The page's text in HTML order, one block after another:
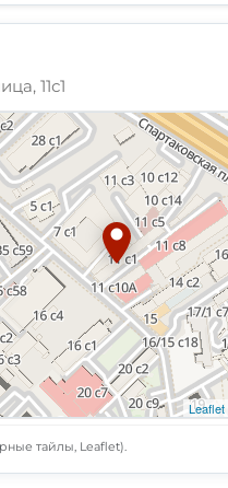
11с1
Leaflet
тайлы, Leaflet).